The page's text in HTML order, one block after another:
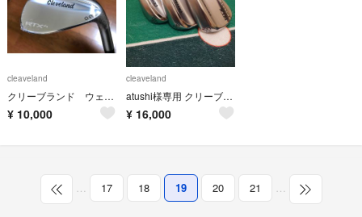
cleaveland
クリーブランド ウェッジ 52° RTX4 新品
¥ 10,000
cleaveland
atushi様専用 クリーブランド RTX ZIPCORE 50° 56° 2本
¥ 16,000
… 17 18 19 20 21 …